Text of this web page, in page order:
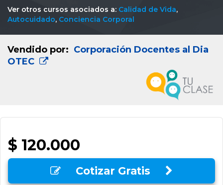
Ver otros cursos asociados a: Calidad de Vida,
Autocuidado, Conciencia Corporal
Vendido por: Corporación Docentes al Dia
OTEC
$ 120.000
Cotizar Gratis